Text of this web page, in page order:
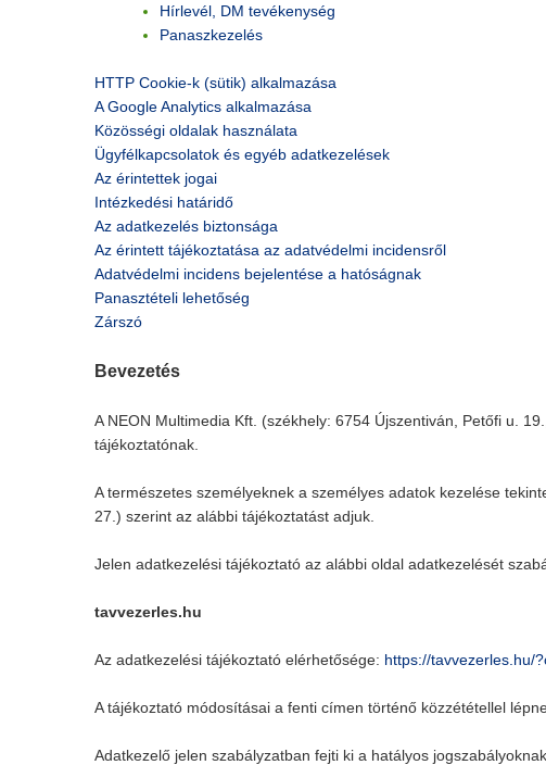
Hírlevél, DM tevékenység
Panaszkezelés
HTTP Cookie-k (sütik) alkalmazása
A Google Analytics alkalmazása
Közösségi oldalak használata
Ügyfélkapcsolatok és egyéb adatkezelések
Az érintettek jogai
Intézkedési határidő
Az adatkezelés biztonsága
Az érintett tájékoztatása az adatvédelmi incidensről
Adatvédelmi incidens bejelentése a hatóságnak
Panasztételi lehetőség
Zárszó
Bevezetés
A NEON Multimedia Kft. (székhely: 6754 Újszentiván, Petőfi u.
tájékoztatónak.
A természetes személyeknek a személyes adatok kezelése
27.) szerint az alábbi tájékoztatást adjuk.
Jelen adatkezelési tájékoztató az alábbi oldal adatkezelését
tavvezerles.hu
Az adatkezelési tájékoztató elérhetősége: https://tavvezerles.hu/
A tájékoztató módosításai a fenti címen történő közzététellel
Adatkezelő jelen szabályzatban fejti ki a hatályos